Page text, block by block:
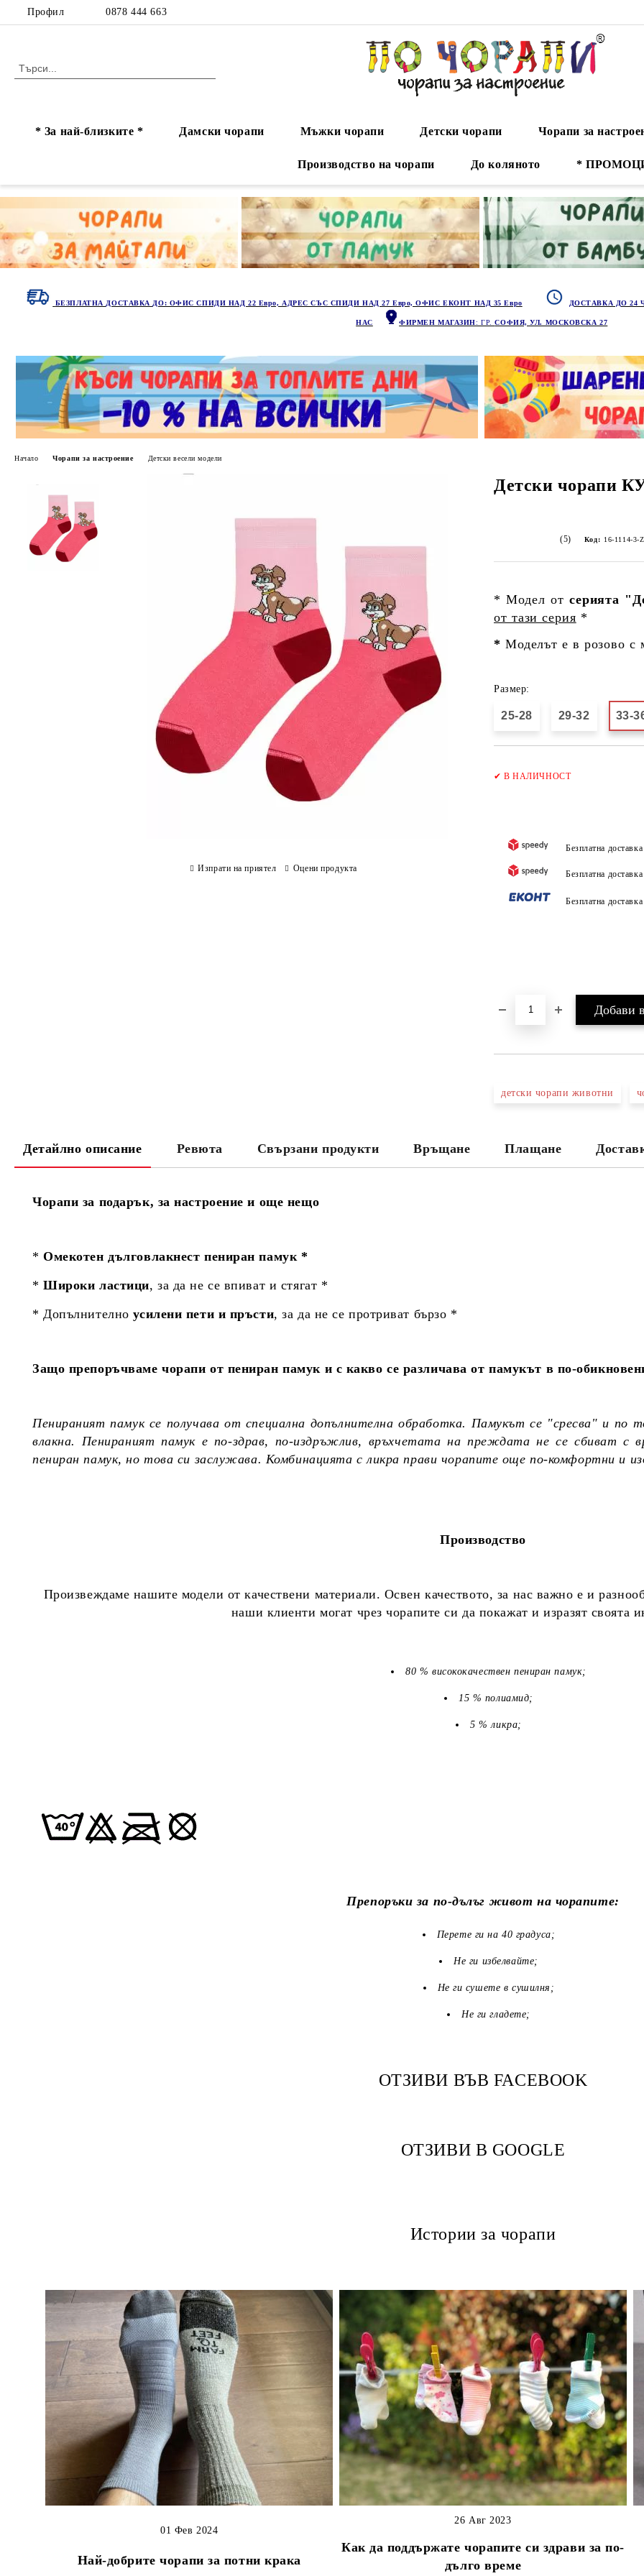
Профил 0878 444 663
* За най-близките * Дамски чорапи Мъжки чорапи Детски чорапи Чорапи за
Производство на чорапи До коляното *
БЕЗПЛАТНА ДОСТАВКА ДО: ОФИС СПИДИ НАД 22 Евро, АДРЕС СЪС СПИДИ НАД 27 Евро, ОФИС ЕКОНТ НАД 35 Евро ДОСТАВКА ДО 24
НАС ФИРМЕН МАГАЗИН: ГР.СОФИЯ, УЛ. МОСКОВСКА 27
Начало Чорапи за настроение Детски весели модели
Детски чорапи
(5) Код: 16-1114-3-
* Модел от серията
от тази серия *
* Моделът е в розово с
Размер:
25-28 29-32 33-
✔В НАЛИЧНОСТ
Безплатна
Безплатна
Безплатна
детски чорапи животни
Изпрати на приятел Оцени продукта
Детайлно описание Ревюта Свързани продукти Връщане Плащане
Чорапи за подарък, за настроение и още нещо
*Омекотен дълговлакнест пениран памук *
*Широки ластици, за да не се впиват и стягат *
* Допълнителноусилени пети и пръсти, за да не се протриват бързо *
Защо препоръчваме чорапи от пениран памук и с какво се различава от памукът в по-
Пенираният памук се получава от специална допълнителна обработка. Памукът се "сресва" и по
влакна. Пенираният памук е по-здрав, по-издръжлив, връхчетата на преждата не се сбиват с
пениран памук, но това си заслужава. Комбинацията с ликра прави чорапите още по-комфортни и
Производство
Произвеждаме нашите модели от качествени материали. Освен качеството, за нас важно е и
наши клиенти могат чрез чорапите си да покажат и изразят своята
80 % висококачествен пениран памук;
15 % полиамид;
5 % ликра;
Препоръки за по-дълъг живот на чорапите:
Перете ги на 40 градуса;
Не ги избелвайте;
Не ги сушете в сушилня;
Не ги гладете;
ОТЗИВИ ВЪВ FACEBOOK
ОТЗИВИ В GOOGLE
Истории за чорапи
Най-добрите чорапи за потни крака
01 Фев 2024
Как да поддържате чорапите си здрави за по-
дълго време
26 Авг 2023